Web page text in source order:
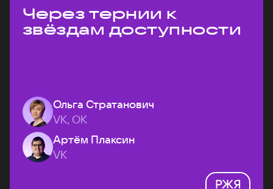
Через тернии к
звёздам доступности
Ольга Стратанович
VK, ОК
Артём Плаксин
VK
РЖЯ